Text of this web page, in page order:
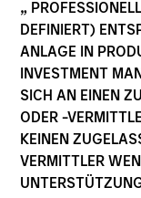
„
DEFINIERT)
ANLAGE IN
INVESTMENT
SICH AN EINEN
ODER -
KEINEN
VERMITTLER